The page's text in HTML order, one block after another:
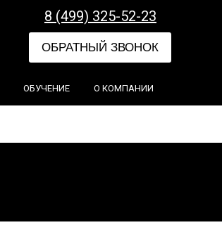
ОБРАТНЫЙ ЗВОНОК
8 (499) 325-52-23
ОБУЧЕНИЕ О КОМПАНИИ